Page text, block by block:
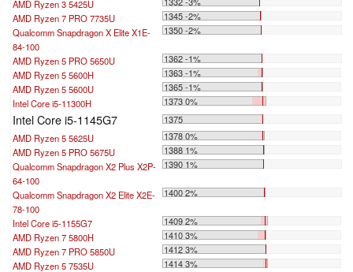
AMD Ryzen 3 5425U
AMD Ryzen 7 PRO 7735U
1345 -2%
Qualcomm Snapdragon X Elite X1E-
84-100
1350 -2%
AMD Ryzen 5 PRO 5650U
1362 -1%
AMD Ryzen 5 5600H
1363 -1%
AMD Ryzen 5 5600U
1365 -1%
Intel Core i5-11300H
1373 0%
Intel Core i5-1145G7
1375
AMD Ryzen 5 5625U
1378 0%
AMD Ryzen 5 PRO 5675U
1388 1%
Qualcomm Snapdragon X2 Plus X2P-
64-100
1390 1%
Qualcomm Snapdragon X2 Elite X2E-
78-100
1400 2%
Intel Core i5-1155G7
1409 2%
AMD Ryzen 7 5800H
1410 3%
AMD Ryzen 7 PRO 5850U
1412 3%
AMD Ryzen 5 7535U
1414 3%